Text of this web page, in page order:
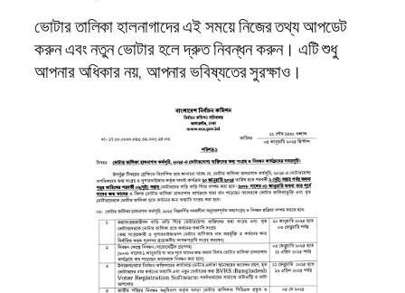
ভোটার তালিকা হালনাগাদের এই সময়ে নিজের তথ্য আপডেট
করুন এবং নতুন ভোটার হলে দ্রুত নিবন্ধন করুন। এটি শুধু
আপনার অধিকার নয়, আপনার ভবিষ্যতের সুরক্ষাও।